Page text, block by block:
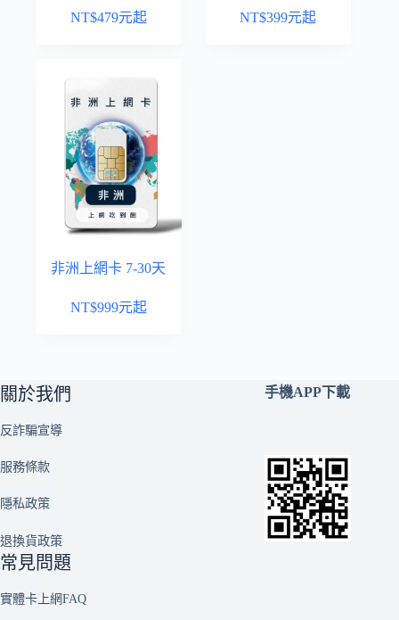
NT$479元起 NT$399元起
非洲上網卡 7-30天
NT$999元起
關於我們
反詐騙宣導
服務條款
隱私政策
退換貨政策
常見問題
實體卡上網FAQ
手機APP下載